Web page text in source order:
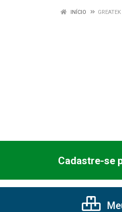
INÍCIO GREATEK
Cadastre-se